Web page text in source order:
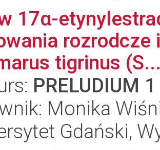
17α-
rozrodcze
tigrinus
PRELUDIUM 1
Monika
Gdański,